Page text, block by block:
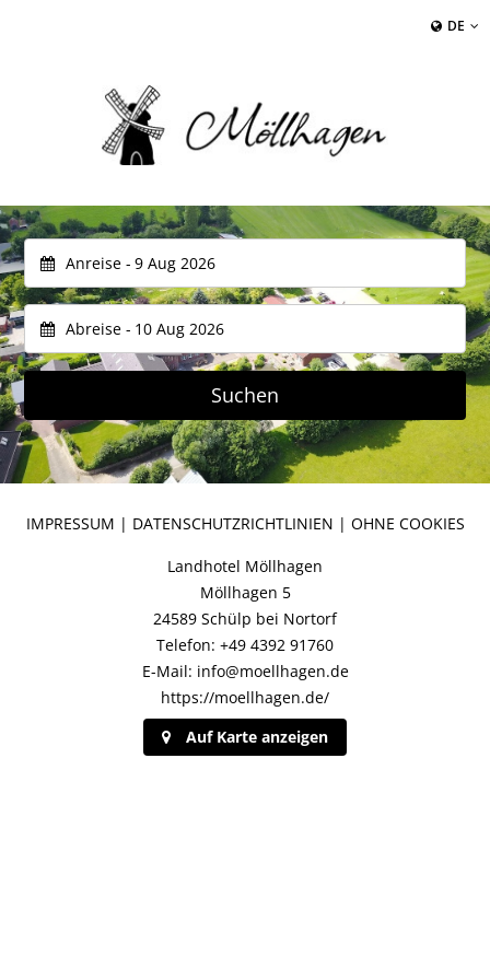
DE
Anreise -
Abreise -
IMPRESSUM | DATENSCHUTZRICHTLINIEN | OHNE COOKIES
Landhotel Möllhagen
Möllhagen 5
24589 Schülp bei Nortorf
Telefon: +49 4392 91760
E-Mail: info@moellhagen.de
https://moellhagen.de/
Auf Karte anzeigen